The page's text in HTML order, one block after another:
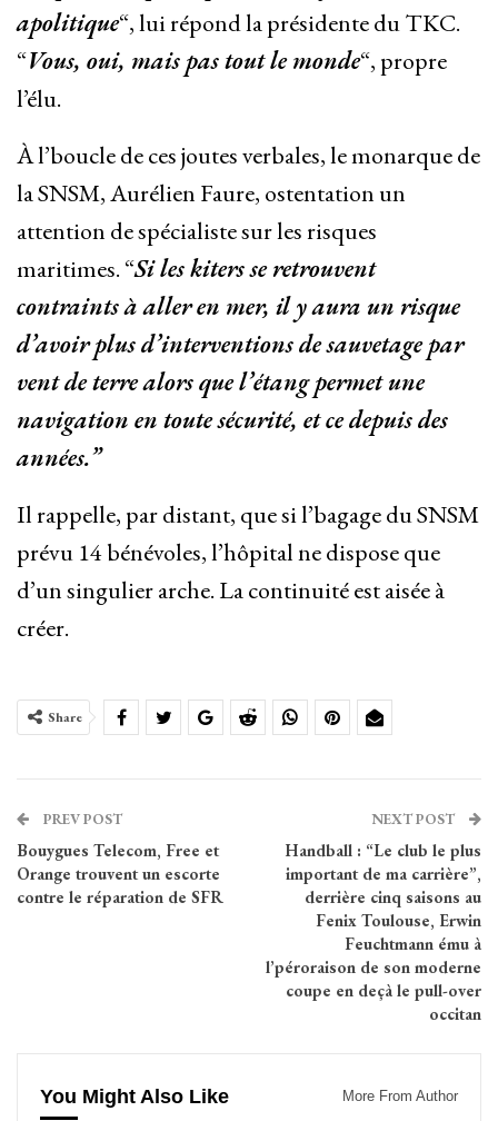
apolitique“, lui répond la présidente du TKC.
“Vous, oui, mais pas tout le monde“, propre
l’élu.
À l’boucle de ces joutes verbales, le monarque de
la SNSM, Aurélien Faure, ostentation un
attention de spécialiste sur les risques
maritimes. “Si les kiters se retrouvent
contraints à aller en mer, il y aura un risque
d’avoir plus d’interventions de sauvetage par
vent de terre alors que l’étang permet une
navigation en toute sécurité, et ce depuis des
années.”
Il rappelle, par distant, que si l’bagage du SNSM
prévu 14 bénévoles, l’hôpital ne dispose que
d’un singulier arche. La continuité est aisée à
créer.
Share
PREV POST
Bouygues Telecom, Free et
Orange trouvent un escorte
contre le réparation de SFR
NEXT POST
Handball : “Le club le plus
important de ma carrière”,
derrière cinq saisons au
Fenix Toulouse, Erwin
Feuchtmann ému à
l’péroraison de son moderne
coupe en deçà le pull-over
occitan
You Might Also Like More From Author